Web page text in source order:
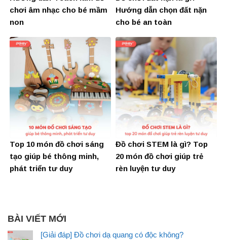
chơi âm nhạc cho bé mầm
non
Hướng dẫn chọn đất nặn
cho bé an toàn
Top 10 món đồ chơi sáng
tạo giúp bé thông minh,
phát triển tư duy
Đồ chơi STEM là gì? Top
20 món đồ chơi giúp trẻ
rèn luyện tư duy
BÀI VIẾT MỚI
[Giải đáp] Đồ chơi dạ quang có độc không?